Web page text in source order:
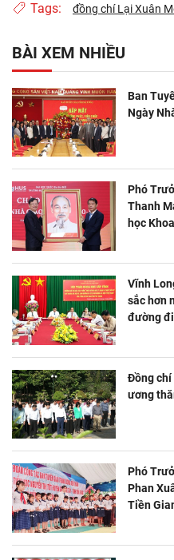
Tags: đồng chí Lại Xuân
BÀI XEM NHIỀU
Ban
Ngày
Phó
Thanh
học
Vĩnh
sắc hơn
đường
Đồng chí
ương
Phó
Phan
Tiền